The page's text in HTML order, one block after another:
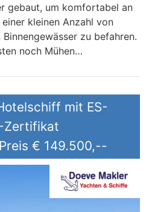
gebaut, um komfortabel an
kleinen Anzahl von
zu befahren.
noch Mühen…
mit ES-
Zertifikat
€ 149.500,--